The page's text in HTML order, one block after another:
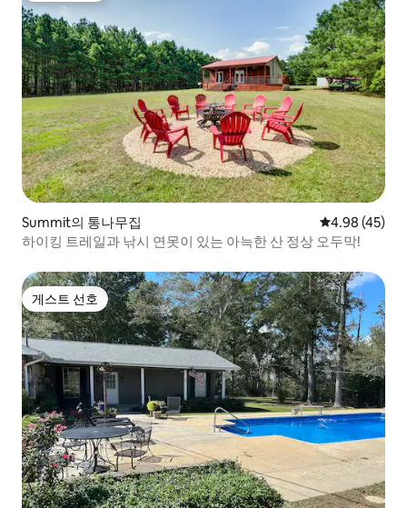
Summit의 통나무집 평점 4.98점(5
4.98 (45)
하이킹 트레일과 낚시 연못이 있는 아늑한 산 정상 오두막!
게스트 선호
게스트 선호